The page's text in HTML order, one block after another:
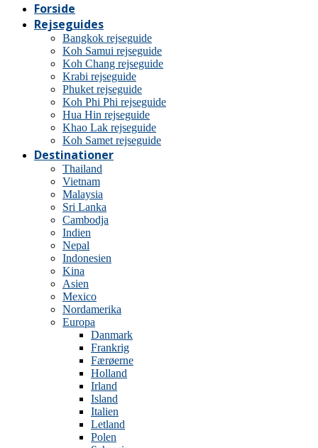
Forside
Rejseguides
Bangkok rejseguide
Koh Samui rejseguide
Koh Chang rejseguide
Krabi rejseguide
Phuket rejseguide
Koh Phi Phi rejseguide
Hua Hin rejseguide
Khao Lak rejseguide
Koh Samet rejseguide
Destinationer
Thailand
Vietnam
Malaysia
Sri Lanka
Cambodja
Indien
Nepal
Indonesien
Kina
Asien
Mexico
Nordamerika
Europa
Danmark
Frankrig
Færøerne
Holland
Irland
Island
Italien
Letland
Polen